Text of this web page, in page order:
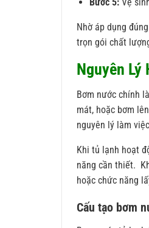
Nhờ áp dụng
trọn gói chất
Nguyên Lý
Bơm nước chính
mát, hoặc bơm
nguyên lý làm
Khi tủ lạnh hoạt
năng cần thiết.
hoặc chức năng
Cấu tạo bơm